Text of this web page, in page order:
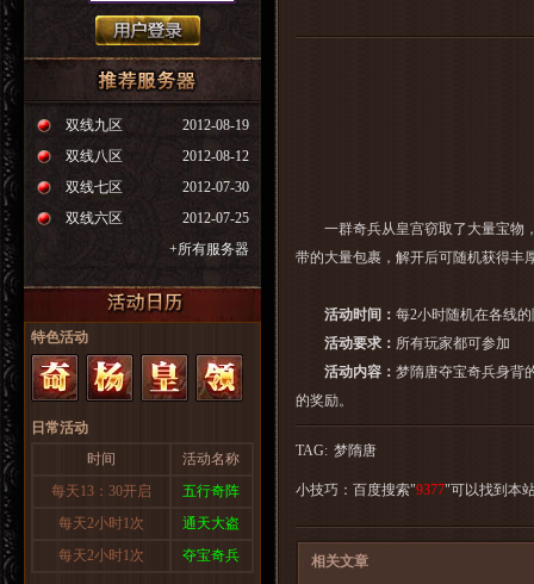
2012-08-19
双线九区
2012-08-12
双线八区
2012-07-30
双线七区
2012-07-25
双线六区
+所有服务器
特色活动
日常活动
时间
活动名称
每天13：30开启
五行奇阵
每天2小时1次
通天大盗
每天2小时1次
夺宝奇兵
一群奇兵从皇宫窃取了大量宝物，
带的大量包裹，解开后可随机获得丰
活动时间： 每2小时随机在各线
活动要求： 所有玩家都可参加
活动内容： 梦隋唐夺宝奇兵身背
的奖励。
TAG: 梦隋唐
小技巧：百度搜索"9377"可以找到本
相关文章